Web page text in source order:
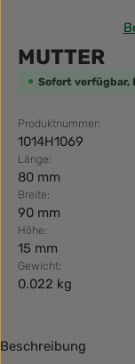
Durchschnittliche
MUTTER
Sofort verfügbar,
Produktnummer:
1014H1069
Länge:
80 mm
Breite:
90 mm
Höhe:
15 mm
Gewicht:
0.022 kg
Beschreibung